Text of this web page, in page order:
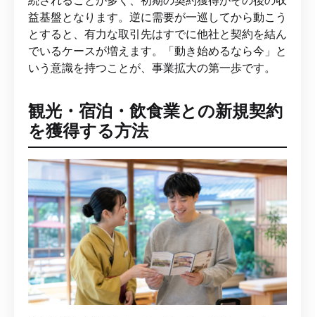
益基盤となります。逆に需要が一巡してから動こう
とすると、有力な取引先はすでに他社と契約を結ん
でいるケースが増えます。「動き始めるなら今」と
いう意識を持つことが、事業拡大の第一歩です。
観光・宿泊・飲食業との新規契約
を獲得する方法